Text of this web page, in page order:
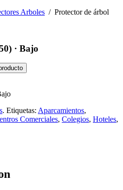
Arboles / Protector de árbol
· Bajo
. Etiquetas: Aparcamientos,
Comerciales, Colegios, Hoteles,